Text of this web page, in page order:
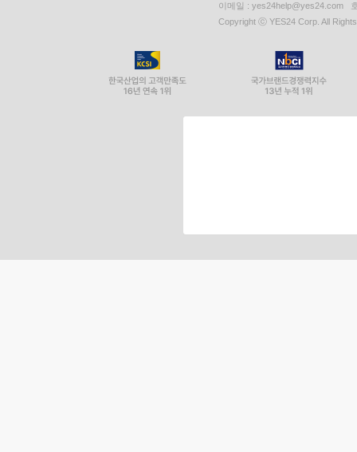
이메일 : yes24help@yes24.com
Copyright ⓒ YES24 Corp. All